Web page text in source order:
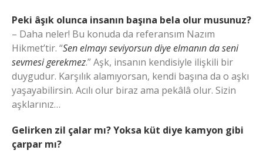
Peki âşık olunca insanın başına bela olur musunuz?
– Daha neler! Bu konuda da referansım Nazım
Hikmet’tir. “Sen elmayı seviyorsun diye elmanın da seni
sevmesi gerekmez.” Aşk, insanın kendisiyle ilişkili bir
duygudur. Karşılık alamıyorsan, kendi başına da o aşkı
yaşayabilirsin. Acılı olur biraz ama pekâlâ olur. Sizin
aşklarınız…
Gelirken zil çalar mı? Yoksa küt diye kamyon gibi
çarpar mı?